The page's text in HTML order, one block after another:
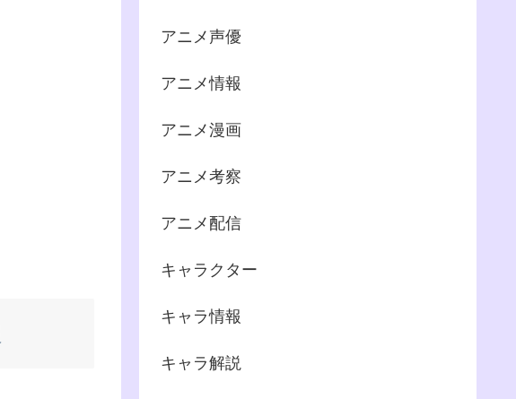
アニメ声優
アニメ情報
アニメ漫画
アニメ考察
アニメ配信
キャラクター
キャラ情報
キャラ解説